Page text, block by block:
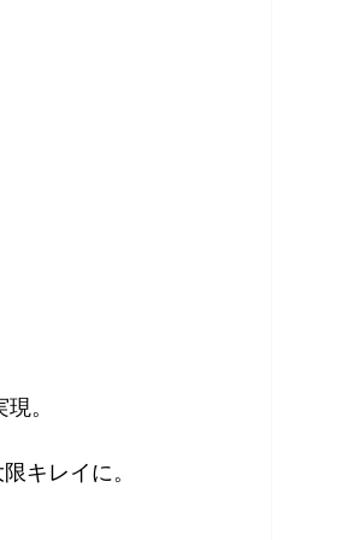
。
キレイに。